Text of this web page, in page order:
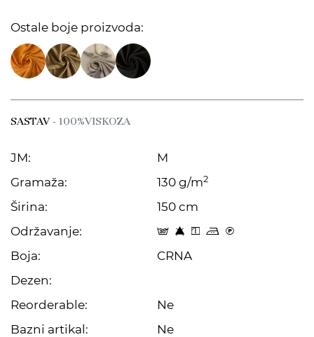
Ostale boje proizvoda:
SASTAV- 100%VISKOZA
JM:
M
Gramaža:
130 g/m2
Širina:
150 cm
Održavanje:
s 8 y p C
Boja:
CRNA
Dezen:
Reorderable:
Ne
Bazni artikal:
Ne